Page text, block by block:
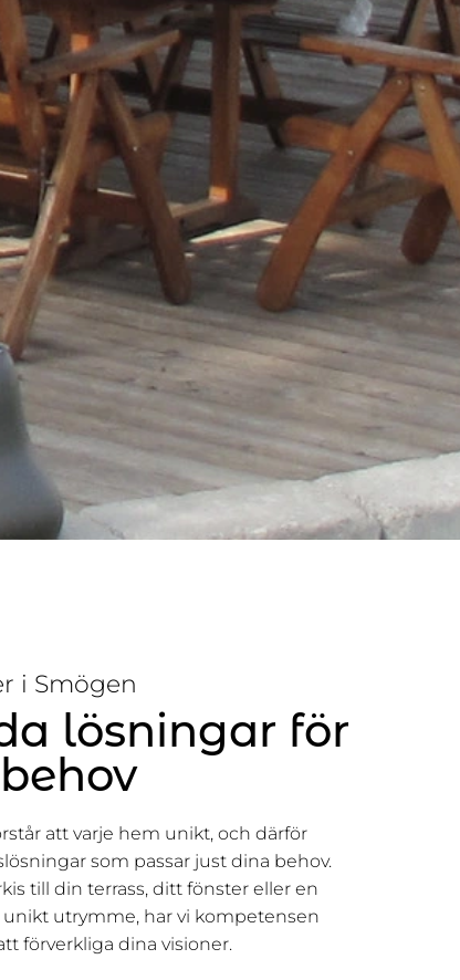
i Smögen
lösningar för
att varje hem unikt, och därför
som passar just dina behov.
till din terrass, ditt fönster eller en
utrymme, har vi kompetensen
förverkliga dina visioner.